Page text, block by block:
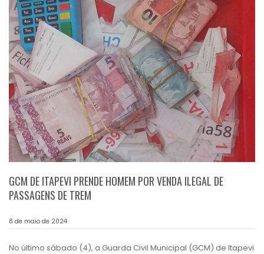
GCM DE ITAPEVI PRENDE HOMEM POR VENDA ILEGAL DE
PASSAGENS DE TREM
8 de maio de 2024
No último sábado (4), a Guarda Civil Municipal (GCM) de Itapevi